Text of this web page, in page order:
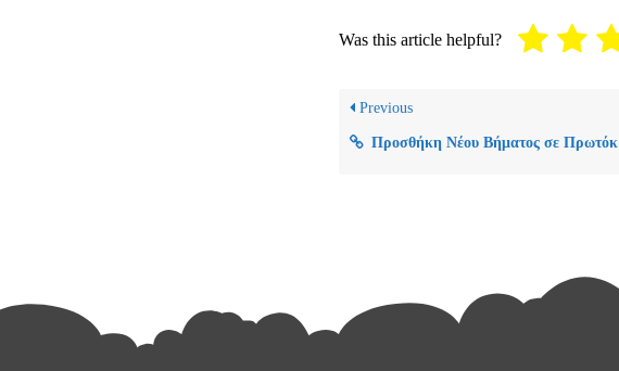
Was this article helpful?
Previous
Προσθήκη Νέου Βήματος σε Πρωτόκολλο